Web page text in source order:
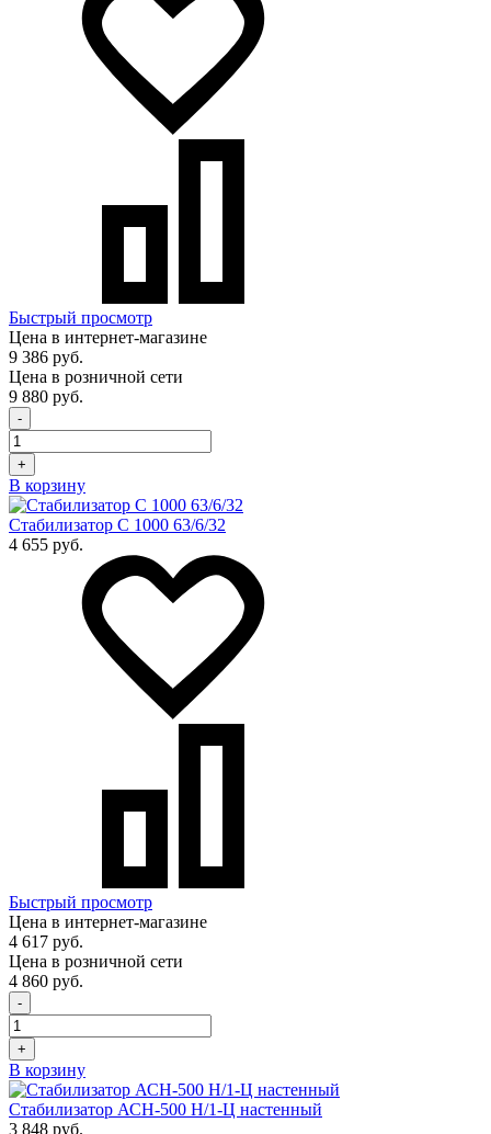
Быстрый просмотр
Цена в интернет-магазине
9 386 руб.
Цена в розничной сети
9 880 руб.
-
+
В корзину
Стабилизатор С 1000 63/6/32
4 655 руб.
Быстрый просмотр
Цена в интернет-магазине
4 617 руб.
Цена в розничной сети
4 860 руб.
-
+
В корзину
Стабилизатор АСН-500 Н/1-Ц настенный
3 848 руб.